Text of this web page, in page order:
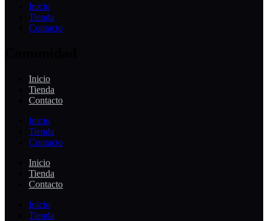
Inicio
Tienda
Contacto
Inicio
Tienda
Contacto
Inicio
Tienda
Contacto
Inicio
Tienda
Contacto
Inicio
Tienda